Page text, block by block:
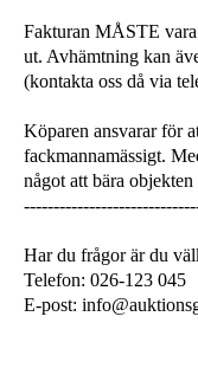
Fakturan MÅSTE
ut. Avhämtning kan
(kontakta oss då via
Köparen ansvarar för
fackmannamässigt.
något att bära
Har du frågor är du
Telefon: 026-123 045
E-post: